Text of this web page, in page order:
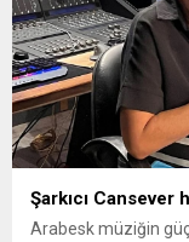
Şarkıcı Cansever
Arabesk müziğin